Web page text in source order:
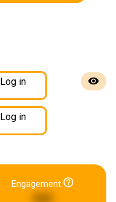
Log in
Log in
Engagement